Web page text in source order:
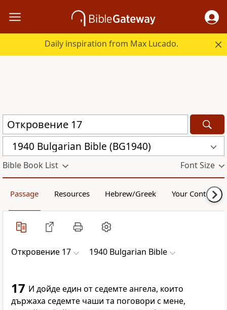
Daily inspiration from Max Lucado.
1940 Bulgarian Bible (BG1940)
Bible Book List Font Size
Passage Resources Hebrew/Greek Your Content
Откровение 17 1940 Bulgarian Bible
17 И дойде един от седемте ангела, които
държаха седемте чаши та поговори с мене,